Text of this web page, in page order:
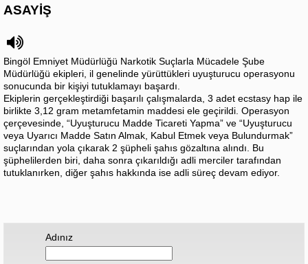
ASAYİŞ
Bingöl Emniyet Müdürlüğü Narkotik Suçlarla Mücadele Şube
Müdürlüğü ekipleri, il genelinde yürüttükleri uyuşturucu operasyonu
sonucunda bir kişiyi tutuklamayı başardı.
Ekiplerin gerçekleştirdiği başarılı çalışmalarda, 3 adet ecstasy hap ile
birlikte 3,12 gram metamfetamin maddesi ele geçirildi. Operasyon
çerçevesinde, “Uyuşturucu Madde Ticareti Yapma” ve “Uyuşturucu
veya Uyarıcı Madde Satın Almak, Kabul Etmek veya Bulundurmak”
suçlarından yola çıkarak 2 şüpheli şahıs gözaltına alındı. Bu
şüphelilerden biri, daha sonra çıkarıldığı adli merciler tarafından
tutuklanırken, diğer şahıs hakkında ise adli süreç devam ediyor.
Adınız